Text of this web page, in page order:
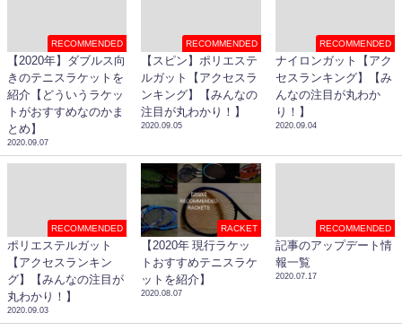
RECOMMENDED
【2020年】ダブルス向
きのテニスラケットを
紹介【どういうラケッ
トがおすすめなのかま
とめ】
2020.09.07
RECOMMENDED
【スピン】ポリエステ
ルガット【アクセスラ
ンキング】【みんなの
注目が丸わかり！】
2020.09.05
RECOMMENDED
ナイロンガット【アク
セスランキング】【み
んなの注目が丸わか
り！】
2020.09.04
RECOMMENDED
ポリエステルガット
【アクセスランキン
グ】【みんなの注目が
丸わかり！】
2020.09.03
RACKET
【2020年 現行ラケッ
トおすすめテニスラケ
ットを紹介】
2020.08.07
RECOMMENDED
記事のアップデート情
報一覧
2020.07.17